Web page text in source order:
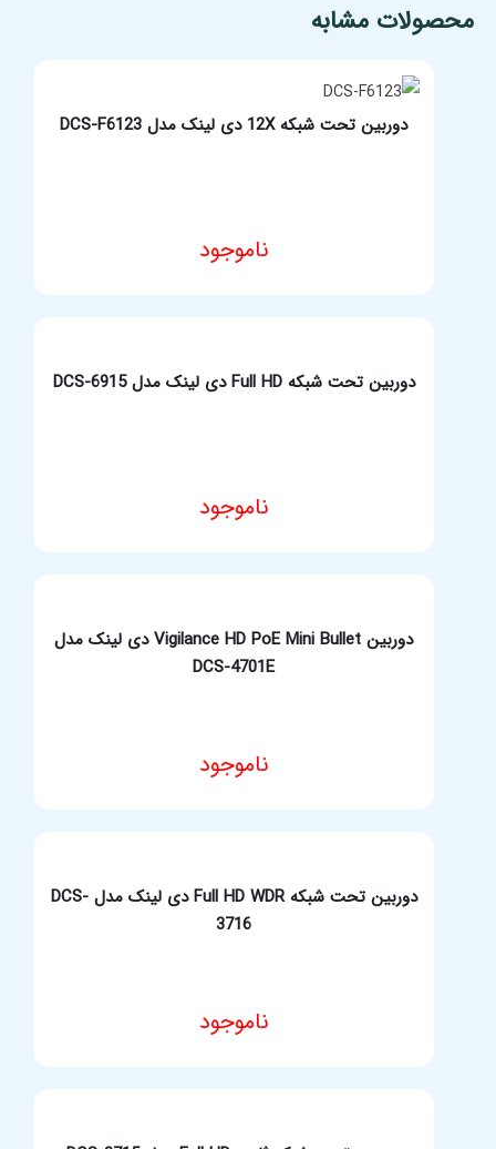
محصولات مشابه
دوربین تحت شبکه 12X دی لینک مدل DCS-F6123
ناموجود
دوربین تحت شبکه Full HD دی لینک مدل DCS-6915
ناموجود
دوربین Vigilance HD PoE Mini Bullet دی لینک مدل
DCS-4701E
ناموجود
دوربین تحت شبکه Full HD WDR دی لینک مدل DCS-
3716
ناموجود